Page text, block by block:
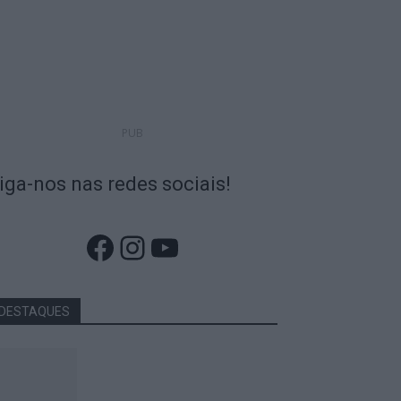
nos nas redes sociais!
Facebook
Instagram
YouTube